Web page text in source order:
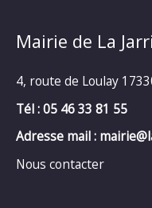
Mairie de La
4, route de Loulay
Tél : 05 46 33 81 55
Adresse mail :
Nous contacter